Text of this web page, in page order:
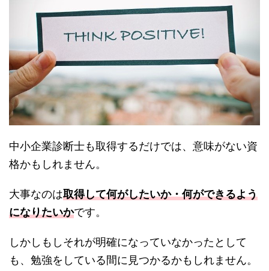
中小企業診断士も取得するだけでは、意味がない資
格かもしれません。
大事なのは取得して何がしたいか・何ができるよう
になりたいかです。
しかしもしそれが明確になっていなかったとして
も、勉強をしている間に見つかるかもしれません。